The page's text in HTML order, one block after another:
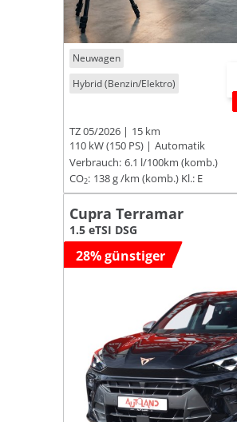
Neuwagen
Hybrid (Benzin/Elektro)
TZ 05/2026
15 km
110 kW (150 PS)
Automatik
Verbrauch: 6.1 l/100km (komb.)
CO2: 138 g /km (komb.) Kl.: E
Cupra Terramar
1.5 eTSI DSG
28% günstiger